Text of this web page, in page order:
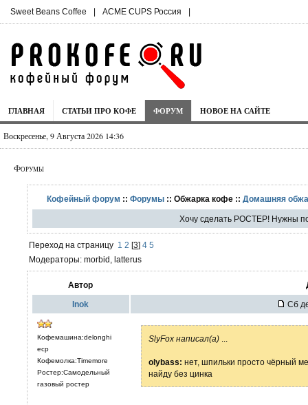
Sweet Beans Coffee | ACME CUPS Россия |
ГЛАВНАЯ СТАТЬИ ПРО КОФЕ ФОРУМ НОВОЕ НА САЙТЕ
Воскресенье, 9 Августа 2026 14:36
Форумы
Кофейный форум :: Форумы :: Обжарка кофе :: Домашняя
Хочу сделать РОСТЕР! Нужны
Переход на страницу 1 2 [3] 4 5
Модераторы: morbid, latterus
Автор
Inok Сб
Кофемашина:delonghi
ecp
Кофемолка:Timemore
Ростер:Самодельный
газовый ростер
SlyFox написал(а)
olybass: нет, шпильки просто чёрный
найду без цинка